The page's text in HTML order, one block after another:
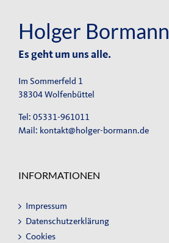
Holger Bormann
Es geht um uns alle.
Im Sommerfeld 1
38304 Wolfenbüttel
Tel: 05331-961011
Mail: kontakt@holger-bormann.de
INFORMATIONEN
Impressum
Datenschutzerklärung
Cookies